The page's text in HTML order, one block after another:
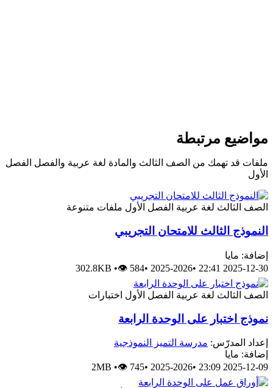
مرتبطة
قد تهمك من الصف الثالث والمادة لغة عربية والفصل الفصل
الثالث لغة عربية الفصل الأول ملفات متنوعة
الثالث للامتحان التجريبي
مايا
2025-12-30
•
2025-2026
•
302.8KB • 👁 584
الثالث لغة عربية الفصل الأول اختبارات
اختبار على الوحدة الرابعة
المدرّس: مدرسة التميز النموذجية
مايا
2025-12-09
•
2025-2026
•
2MB • 👁 745